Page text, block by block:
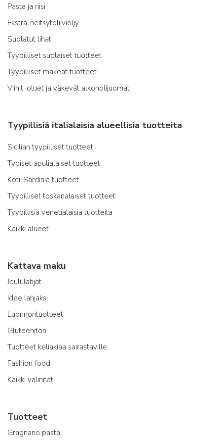
Pasta ja riisi
Ekstra-neitsytoliiviöljy
Suolatut lihat
Tyypilliset suolaiset tuotteet
Tyypilliset makeat tuotteet
Viinit, oluet ja väkevät alkoholijuomat
Tyypillisiä italialaisia alueellisia tuotteita
Sicilian tyypilliset tuotteet
Typiset apulialaiset tuotteet
Koti-Sardinia tuotteet
Tyypilliset toskanalaiset tuotteet
Tyypillisiä venetialaisia tuotteita
Kaikki alueet
Kattava maku
Joululahjat
Idee lahjaksi
Luonnontuotteet
Gluteeniton
Tuotteet keliakiaa sairastaville
Fashion food
Kaikki valinnat
Tuotteet
Gragnano pasta